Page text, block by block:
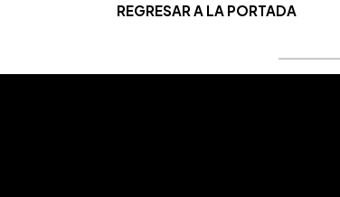
REGRESAR A LA PORTADA